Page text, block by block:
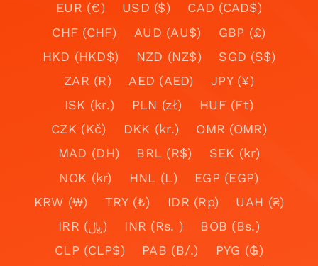
EUR (€) USD ($)
CAD (CAD$)
CHF (CHF)
AUD (AU$)
GBP (£)
HKD (HKD$)
NZD (NZ$)
SGD (S$)
ZAR (R)
AED (AED)
JPY (¥)
ISK (kr.)
PLN (zł)
HUF (Ft)
CZK (Kč)
DKK (kr.)
OMR (OMR)
MAD (DH)
BRL (R$)
SEK (kr)
NOK (kr)
HNL (L)
EGP (EGP)
KRW (₩)
TRY (₺) IDR (Rp)
UAH (₴)
IRR (﷼)
INR (Rs. )
BOB (Bs.)
CLP (CLP$)
PAB (B/.)
PYG (₲)